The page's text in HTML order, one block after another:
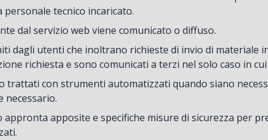
tecnico incaricato.
dal servizio web viene comunicato o diffuso.
dagli utenti che inoltrano richieste di invio di materiale
richiesta e sono comunicati a terzi nel solo caso in
trattati con strumenti automatizzati quando siano
necessario.
appronta apposite e specifiche misure di sicurezza per